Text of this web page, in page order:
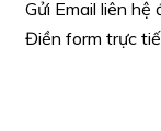
Gửi Email liên hệ
Điền form trực